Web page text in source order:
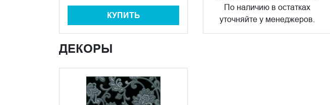
КУПИТЬ
По наличию в остатках
уточняйте у менеджеров.
ДЕКОРЫ